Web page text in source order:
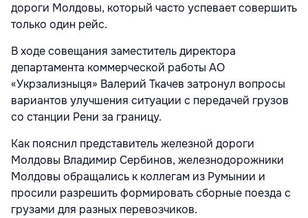
дороги Молдовы, который часто успевает совершить
только один рейс.
В ходе совещания заместитель директора
департамента коммерческой работы АО
«Укрзализныця» Валерий Ткачев затронул вопросы
вариантов улучшения ситуации с передачей грузов
со станции Рени за границу.
Как пояснил представитель железной дороги
Молдовы Владимир Сербинов, железнодорожники
Молдовы обращались к коллегам из Румынии и
просили разрешить формировать сборные поезда с
грузами для разных перевозчиков.